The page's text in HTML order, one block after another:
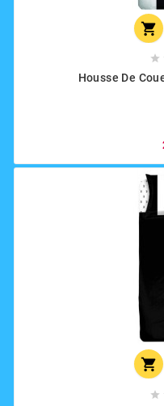


Housse De

